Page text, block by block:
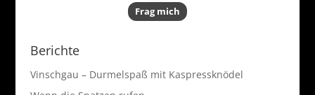
Frag mich
Berichte
Vinschgau – Durmelspaß mit Kaspressknödel